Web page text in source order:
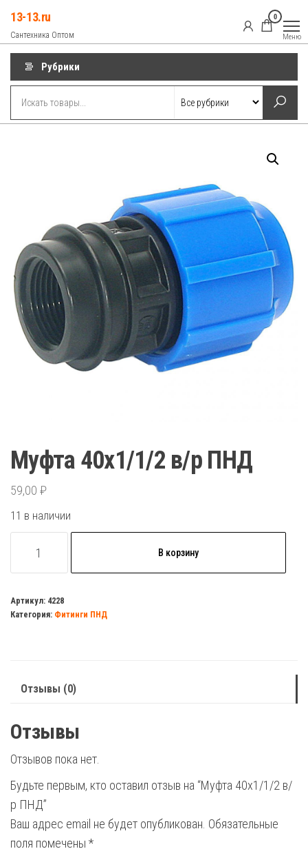
содержимому
13-13.ru
Сантехника Оптом
0
Меню
Рубрики
Муфта 40х1/1/2 в/р ПНД
59,00 ₽
11 в наличии
товара
40х1/1/2
в/
В корзину
Артикул: 4228
Категория: Фитинги ПНД
Отзывы (0)
Отзывы
Отзывов пока нет.
Будьте первым, кто оставил отзыв на “Муфта 40х1/1/2 в/
р ПНД”
Ваш адрес email не будет опубликован. Обязательные
поля помечены *